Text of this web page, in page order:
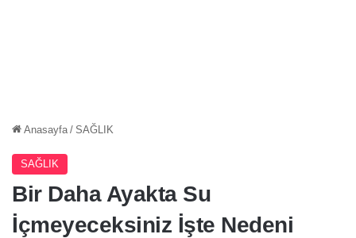
Anasayfa / SAĞLIK
SAĞLIK
Bir Daha Ayakta Su
İçmeyeceksiniz İşte Nedeni